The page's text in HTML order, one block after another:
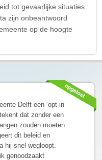
tot gevaarlijke situaties
zijn onbeantwoord
op de hoogte
Delft een ‘opt-in’
dat zonder een
zouden moeten
dit beleid en
hij snel wegloopt.
genoodzaakt